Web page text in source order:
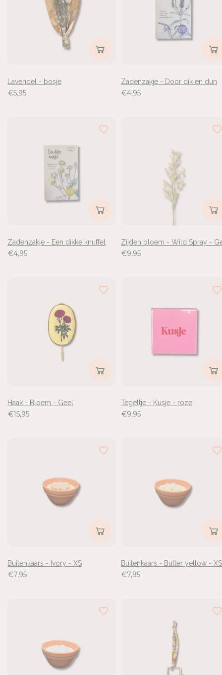
Lavendel - bosje
€5,95
Zadenzakje - Door dik en dun
€4,95
Zadenzakje - Een dikke knuffel
€4,95
Zijden bloem - Wild Spray -
€9,95
Haak - Bloem - Geel
€15,95
Tegeltje - Kusje - roze
€9,95
Buitenkaars - Ivory - XS
€7,95
Buitenkaars - Butter yellow - XS
€7,95